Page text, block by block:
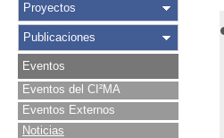
Proyectos
Publicaciones
Eventos
Eventos del CI²MA
Eventos Externos
Noticias